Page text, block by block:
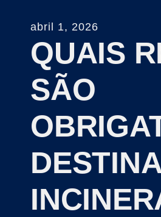
abril 1, 2026
QUAIS
SÃO